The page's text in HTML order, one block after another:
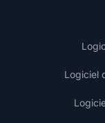
Logiciel